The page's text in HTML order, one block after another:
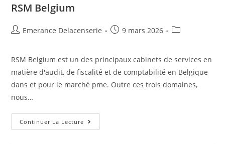
RSM Belgium
Emerance Delacenserie 9 mars 2026
RSM Belgium est un des principaux cabinets de services en
matière d'audit, de fiscalité et de comptabilité en Belgique
dans et pour le marché pme. Outre ces trois domaines,
nous…
Continuer La Lecture